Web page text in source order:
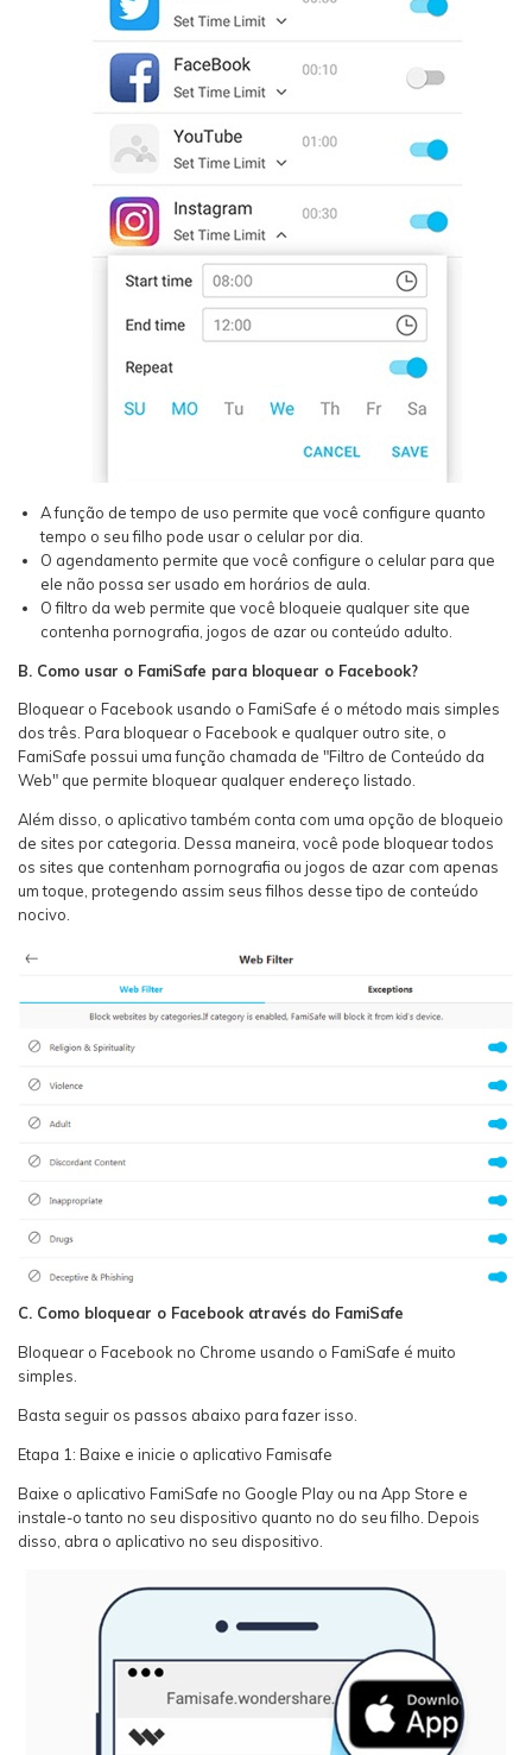
A função de tempo de uso permite que você configure quanto
tempo o seu filho pode usar o celular por dia.
O agendamento permite que você configure o celular para que
ele não possa ser usado em horários de aula.
O filtro da web permite que você bloqueie qualquer site que
contenha pornografia, jogos de azar ou conteúdo adulto.
B. Como usar o FamiSafe para bloquear o Facebook?
Bloquear o Facebook usando o FamiSafe é o método mais simples
dos três. Para bloquear o Facebook e qualquer outro site, o
FamiSafe possui uma função chamada de "Filtro de Conteúdo da
Web" que permite bloquear qualquer endereço listado.
Além disso, o aplicativo também conta com uma opção de bloqueio
de sites por categoria. Dessa maneira, você pode bloquear todos
os sites que contenham pornografia ou jogos de azar com apenas
um toque, protegendo assim seus filhos desse tipo de conteúdo
nocivo.
C. Como bloquear o Facebook através do FamiSafe
Bloquear o Facebook no Chrome usando o FamiSafe é muito
simples.
Basta seguir os passos abaixo para fazer isso.
Etapa 1: Baixe e inicie o aplicativo Famisafe
Baixe o aplicativo FamiSafe no Google Play ou na App Store e
instale-o tanto no seu dispositivo quanto no do seu filho. Depois
disso, abra o aplicativo no seu dispositivo.